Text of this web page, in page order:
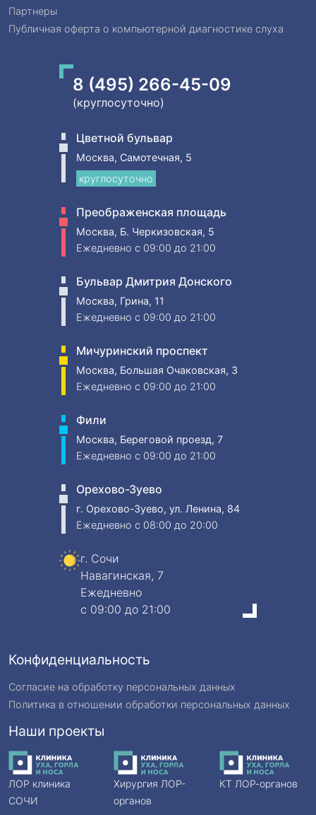
Партнеры
Публичная оферта о компьютерной диагностике слуха
8 (495) 266-45-09
(круглосуточно)
Цветной бульвар
Москва, Самотечная, 5
круглосуточно
Преображенская площадь
Москва, Б. Черкизовская, 5
Ежедневно c 09:00 до 21:00
Бульвар Дмитрия Донского
Москва, Грина, 11
Ежедневно c 09:00 до 21:00
Мичуринский проспект
Москва, Большая Очаковская, 3
Ежедневно c 09:00 до 21:00
Фили
Москва, Береговой проезд, 7
Ежедневно c 09:00 до 21:00
Орехово-Зуево
г. Орехово-Зуево, ул. Ленина, 84
Ежедневно c 08:00 до 20:00
г. Сочи
Навагинская, 7
Ежедневно
c 09:00 до 21:00
Конфиденциальность
Согласие на обработку персональных данных
Политика в отношении обработки персональных данных
Наши проекты
ЛОР клиника
СОЧИ
Хирургия ЛОР-
органов
КТ ЛОР-органов